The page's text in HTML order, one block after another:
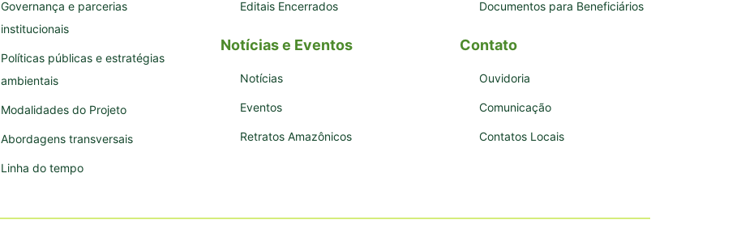
Governança e parcerias
institucionais
Políticas públicas e estratégias
ambientais
Modalidades do Projeto
Abordagens transversais
Linha do tempo
Editais Encerrados
Notícias e Eventos
Notícias
Eventos
Retratos Amazônicos
Documentos para Beneficiários
Contato
Ouvidoria
Comunicação
Contatos Locais